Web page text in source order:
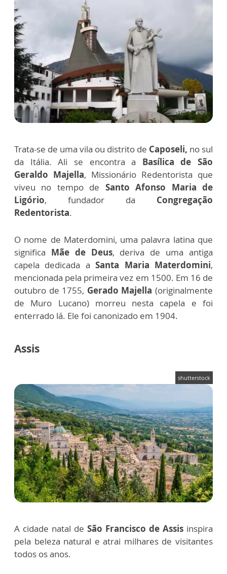
Trata-se de uma vila ou distrito de Caposeli, no sul
da Itália. Ali se encontra a Basílica de São
Geraldo Majella, Missionário Redentorista que
viveu no tempo de Santo Afonso Maria de
Ligório, fundador da Congregação
Redentorista.
O nome de Materdomini, uma palavra latina que
significa Mãe de Deus, deriva de uma antiga
capela dedicada aSanta Maria Materdomini,
mencionada pela primeira vez em 1500. Em 16 de
outubro de 1755, Gerado Majella (originalmente
de Muro Lucano) morreu nesta capela e foi
enterrado lá. Ele foi canonizado em 1904.
Assis
shutterstock
A cidade natal de São Francisco de Assis inspira
pela beleza natural e atrai milhares de visitantes
todos os anos.